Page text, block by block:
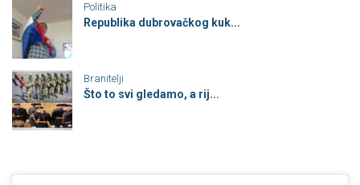
Politika
Republika dubrovačkog kuk...
Branitelji
Što to svi gledamo, a rij...